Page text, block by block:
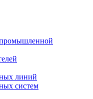
линий
систем